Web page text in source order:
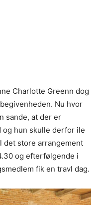
Charlotte Greenn dog
Nu hvor
sande, at der er
og hun skulle derfor ile
det store arrangement
og efterfølgende i
fik en travl dag.